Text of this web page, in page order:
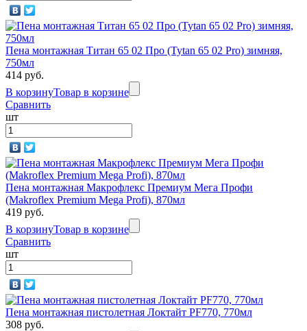
Пена монтажная Титан 65 02 Про (Tytan 65 02 Pro) зимняя,
750мл
414 руб.
В корзинуТовар в корзине
Сравнить
шт
Пена монтажная Макрофлекс Премиум Мега Профи
(Makroflex Premium Mega Profi), 870мл
419 руб.
В корзинуТовар в корзине
Сравнить
шт
Пена монтажная пистолетная Локтайт РF770, 770мл
308 руб.